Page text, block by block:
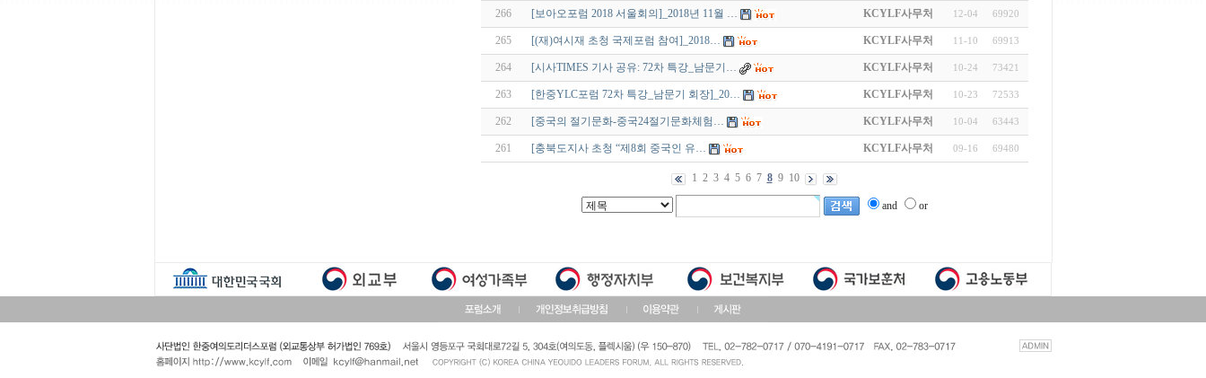
266 [보아오포럼 2018 서울회의]_2018년 11월 … KCYLF사무처 12-04 69920
265 [(재)여시재 초청 국제포럼 참여]_2018… KCYLF사무처 11-10 69913
264 [시사TIMES 기사 공유: 72차 특강_남문기… KCYLF사무처 10-24 73421
263 [한중YLC포럼 72차 특강_남문기 회장]_20… KCYLF사무처 10-23 72533
262 [중국의 절기문화-중국24절기문화체험… KCYLF사무처 10-04 63443
261 [충북도지사 초청 “제8회 중국인 유… KCYLF사무처 09-16 69480
1 2 3 4 5 6 7 8 9 10
and or